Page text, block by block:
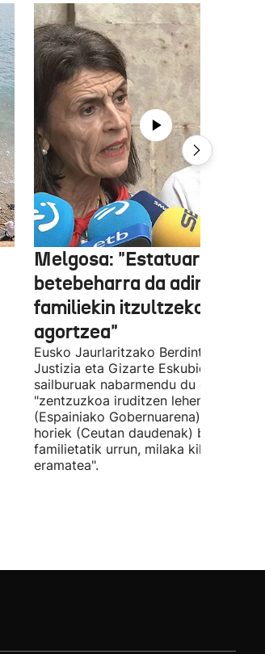
Melgosa: "Estatuaren
betebeharra da
familiekin itzultzeko bideak
agortzea"
Eusko Jaurlaritzako Berdintasun,
Justizia eta Gizarte Eskubideetako
sailburuak nabarmendu du ez zaiola
"zentzuzkoa iruditzen lehen
(Espainiako Gobernuarena) adingabe
horiek (Ceutan daudenak) beren
familietatik urrun, milaka
eramatea".